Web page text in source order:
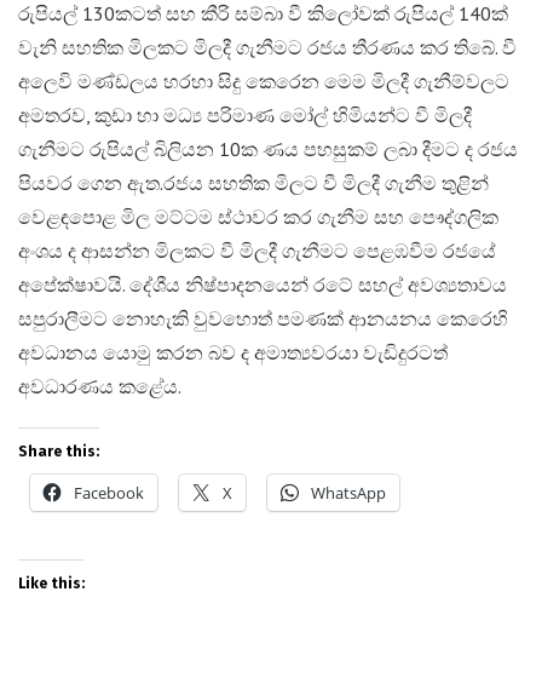
රුපියල් 130කටත් සහ කීරි සම්බා වී කිලෝවක් රුපියල් 140ක්
වැනි සහතික මිලකට මිලදී ගැනීමට රජය තීරණය කර තිබේ. වී
අලෙවි මණ්ඩලය හරහා සිදු කෙරෙන මෙම මිලදී ගැනීම්වලට
අමතරව, කුඩා හා මධ්‍ය පරිමාණ මෝල් හිමියන්ට වී මිලදී
ගැනීමට රුපියල් බිලියන 10ක ණය පහසුකම් ලබා දීමට ද රජය
පියවර ගෙන ඇත.​රජය සහතික මිලට වී මිලදී ගැනීම තුළින්
වෙළඳපොළ මිල මට්ටම ස්ථාවර කර ගැනීම සහ පෞද්ගලික
අංශය ද ආසන්න මිලකට වී මිලදී ගැනීමට පෙළඹවීම රජයේ
අපේක්ෂාවයි. දේශීය නිෂ්පාදනයෙන් රටේ සහල් අවශ්‍යතාවය
සපුරාලීමට නොහැකි වුවහොත් පමණක් ආනයනය කෙරෙහි
අවධානය යොමු කරන බව ද අමාත්‍යවරයා වැඩිදුරටත්
අවධාරණය කළේය.
Share this:
Facebook X WhatsApp
Like this: